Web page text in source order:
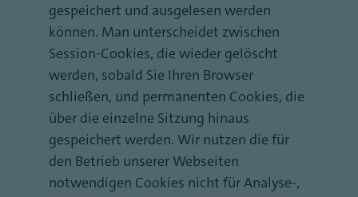
gespeichert und ausgelesen werden
können. Man unterscheidet zwischen
Session-Cookies, die wieder gelöscht
werden, sobald Sie Ihren Browser
schließen, und permanenten Cookies, die
über die einzelne Sitzung hinaus
gespeichert werden. Wir nutzen die für
den Betrieb unserer Webseiten
notwendigen Cookies nicht für Analyse-,